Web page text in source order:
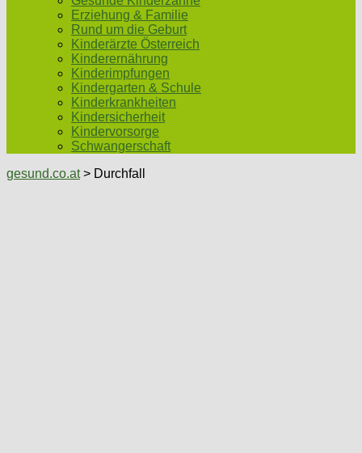
Erziehung & Familie
Rund um die Geburt
Kinderärzte Österreich
Kinderernährung
Kinderimpfungen
Kindergarten & Schule
Kinderkrankheiten
Kindersicherheit
Kindervorsorge
Schwangerschaft
gesund.co.at> Durchfall